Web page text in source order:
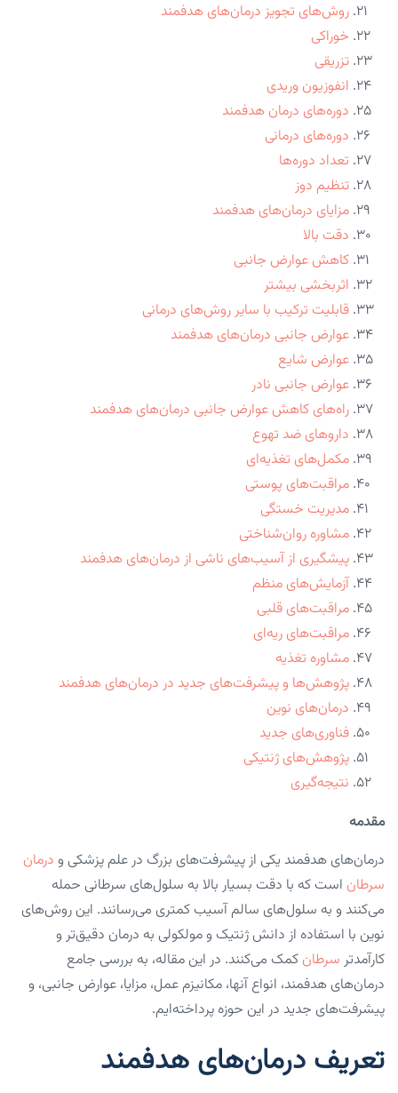
روش‌های تجویز درمان‌های هدفمند
خوراکی
تزریقی
انفوزیون وریدی
دوره‌های درمان هدفمند
دوره‌های درمانی
تعداد دوره‌ها
تنظیم دوز
مزایای درمان‌های هدفمند
دقت بالا
کاهش عوارض جانبی
اثربخشی بیشتر
قابلیت ترکیب با سایر روش‌های درمانی
عوارض جانبی درمان‌های هدفمند
عوارض شایع
عوارض جانبی نادر
راه‌های کاهش عوارض جانبی درمان‌های هدفمند
داروهای ضد تهوع
مکمل‌های تغذیه‌ای
مراقبت‌های پوستی
مدیریت خستگی
مشاوره روان‌شناختی
پیشگیری از آسیب‌های ناشی از درمان‌های هدفمند
آزمایش‌های منظم
مراقبت‌های قلبی
مراقبت‌های ریه‌ای
مشاوره تغذیه
پژوهش‌ها و پیشرفت‌های جدید در درمان‌های هدفمند
درمان‌های نوین
فناوری‌های جدید
پژوهش‌های ژنتیکی
نتیجه‌گیری
مقدمه
درمان‌های هدفمند یکی از پیشرفت‌های بزرگ در علم پزشکی و درمان
سرطان است که با دقت بسیار بالا به سلول‌های سرطانی حمله
می‌کنند و به سلول‌های سالم آسیب کمتری می‌رسانند. این روش‌های
نوین با استفاده از دانش ژنتیک و مولکولی به درمان دقیق‌تر و
کارآمدتر سرطان کمک می‌کنند. در این مقاله، به بررسی جامع
درمان‌های هدفمند، انواع آنها، مکانیزم عمل، مزایا، عوارض جانبی، و
پیشرفت‌های جدید در این حوزه پرداخته‌ایم.
تعریف درمان‌های هدفمند